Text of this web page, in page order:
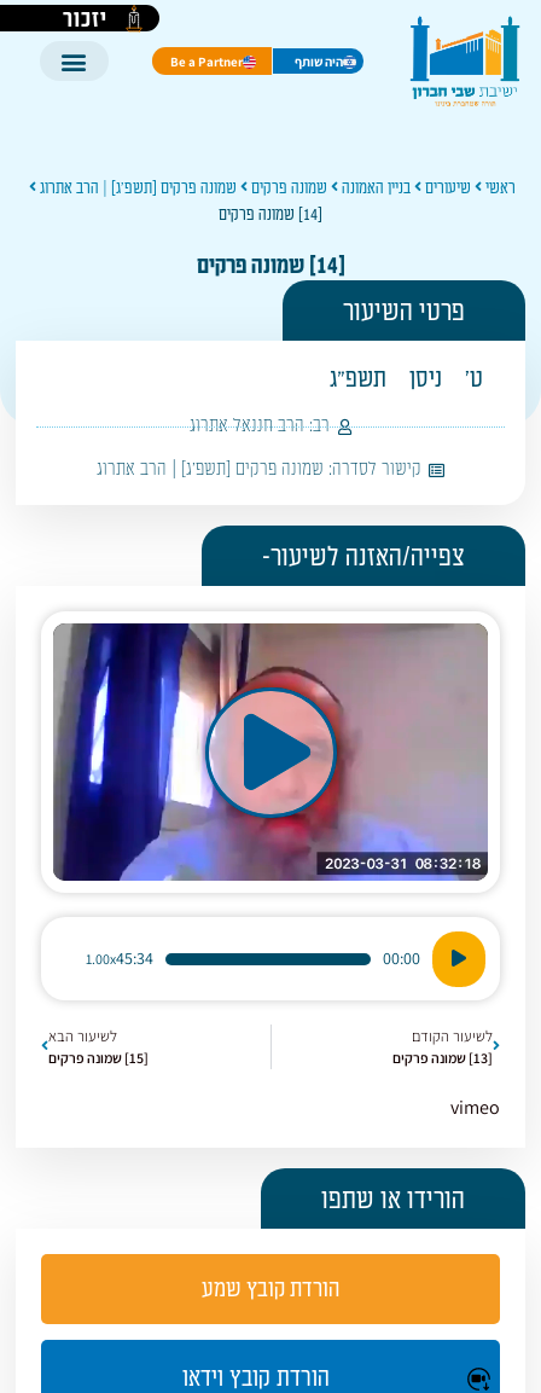
יזכור
היה שותף Be a Partner
ראשי שיעורים בניין האמונה שמונה פרקים
שמונה פרקים [תשפ'ג] | הרב אתרוג
[14] שמונה פרקים
פרטי השיעור
ט' ניסן תשפ"ג
רב: הרב חננאל אתרוג
קישור לסדרה: שמונה פרקים [תשפ'ג] | הרב אתרוג
צפייה/האזנה לשיעור-
נגן
אודיו
00:00
45:34
1.00x
לשיעור הקודם
[13] שמונה פרקים
לשיעור הבא
[15] שמונה פרקים
vimeo
הורידו או שתפו
הורדת קובץ שמע
הורדת קובץ וידאו